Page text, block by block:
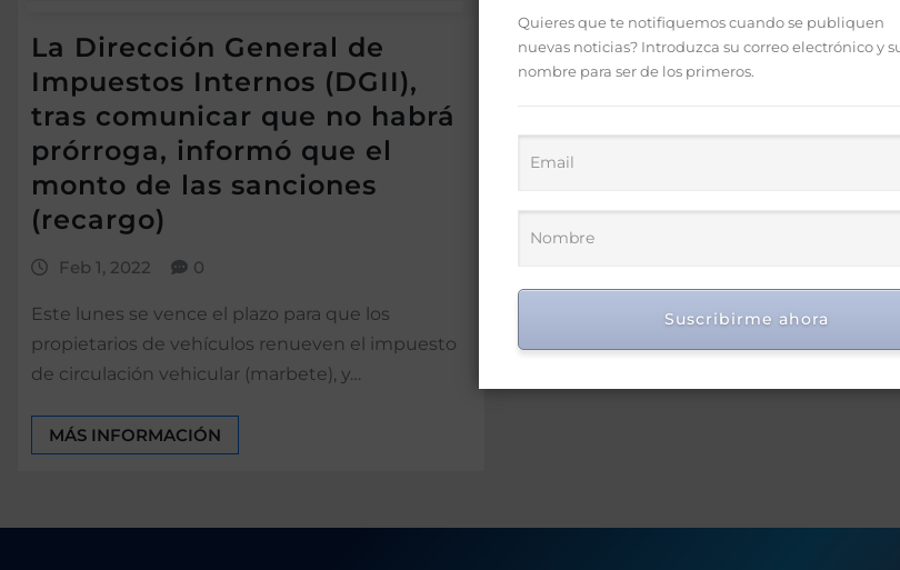
La Dirección General de
Impuestos Internos (DGII),
tras comunicar que no habrá
prórroga, informó que el
monto de las sanciones
(recargo)
Feb 1, 2022 0
Este lunes se vence el plazo para que los
propietarios de vehículos renueven el impuesto
de circulación vehicular (marbete), y…
MÁS INFORMACIÓN
Quieres que te notifiquemos cuando se publiquen
nuevas noticias? Introduzca su correo electrónico y
nombre para ser de los primeros.
Suscribirme ahora